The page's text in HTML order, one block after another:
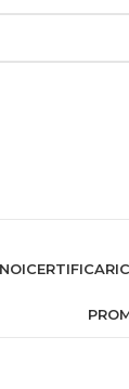
CERTIFICARI